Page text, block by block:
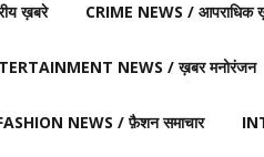
ख़बरे CRIME NEWS / आपराधिक
NEWS / ख़बर मनोरंजन
NEWS / फ़ैशन समाचार